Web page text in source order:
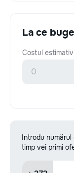
La ce
Costul
Introdu
timp vei primi